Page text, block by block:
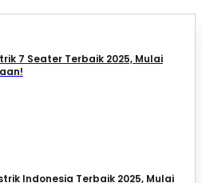
7 Seater Terbaik 2025, Mulai
Indonesia Terbaik 2025, Mulai